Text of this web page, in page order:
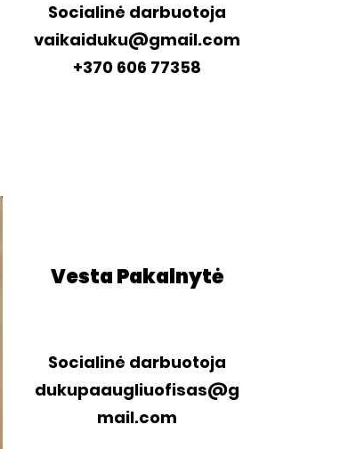
Socialinė darbuotoja
vaikaiduku@gmail.com
+370 606 77358
Vesta Pakalnytė
Socialinė darbuotoja
dukupaaugliuofisas@g
mail.com